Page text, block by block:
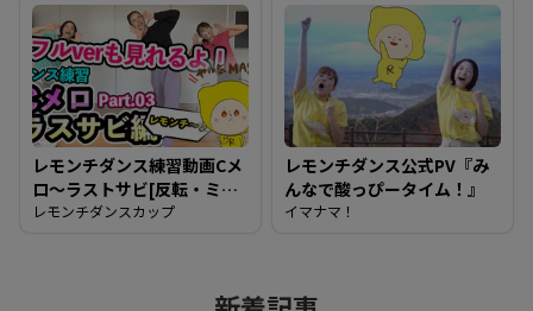
レモンチダンス練習動画Cメ
ロ～ラストサビ[反転・ミラ
ー動画][フルダンスもある
レモンチダンスカップ
レモンチダンス公式PV『み
んなで酸っぴータイム！』
イマナマ！